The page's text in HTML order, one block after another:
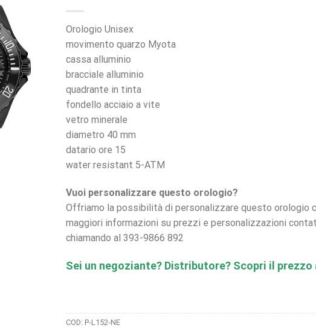
Orologio Unisex
movimento quarzo Myota
cassa alluminio
bracciale alluminio
quadrante in tinta
fondello acciaio a vite
vetro minerale
diametro 40 mm
datario ore 15
water resistant 5-ATM
Vuoi personalizzare questo orologio?
Offriamo la possibilità di personalizzare questo orologio
maggiori informazioni su prezzi e personalizzazioni
chiamando al 393-9866 892
Sei un negoziante? Distributore? Scopri il prezzo
COD: P-L152-NE